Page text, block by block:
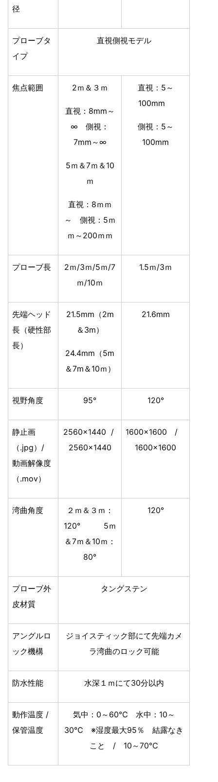
径
プローブタ
イプ
直視側視モデル
焦点範囲 2ｍ＆３ｍ
直視：8mm～
∞ 側視：
7mm～∞
5ｍ＆7ｍ＆10
ｍ
直視：8ｍｍ
～ 側視：5ｍ
ｍ～200ｍｍ
直視：5～
100mm
側視：5～
100mm
プローブ長
2ｍ/3ｍ/5ｍ/7
ｍ/10ｍ
1.5ｍ/3ｍ
先端ヘッド
長（硬性部
長）
21.5mm（2m
＆3m）
24.4mm（5m
＆7m＆10ｍ）
21.6mm
視野角度 95° 120°
静止画
（.jpg）/
動画解像度
（.mov）
2560×1440 /
2560×1440
1600×1600 /
1600×1600
湾曲角度
２ｍ＆３ｍ：
120° 5ｍ
＆7ｍ＆10ｍ：
80°
120°
プローブ外
皮材質
タングステン
アングルロ
ック機構
ジョイスティック部にて先端カメ
ラ湾曲のロック可能
防水性能 水深１ｍにて30分以内
動作温度 /
保管温度
気中：0～60℃ 水中：10～
30℃ ※湿度最大95％ 結露なき
こと / 10～70℃